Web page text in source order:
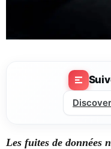
Discover
Les fuites de données